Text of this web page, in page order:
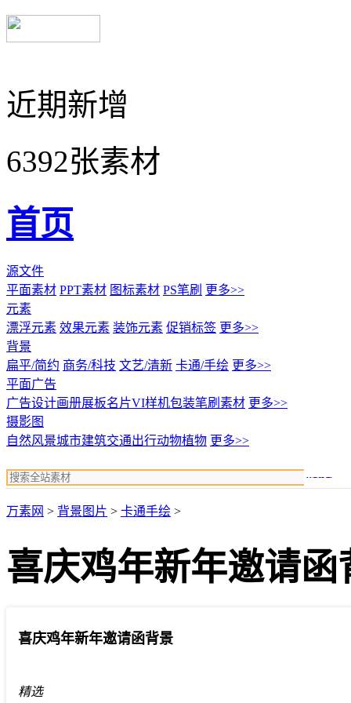
近期新增
6392张素材
首页
源文件
平面素材 PPT素材 图标素材 PS笔刷 更多>>
元素
漂浮元素 效果元素 装饰元素 促销标签 更多>>
背景
扁平/简约 商务/科技 文艺/清新 卡通/手绘 更多>>
平面广告
广告设计画册展板名片VI样机包装笔刷素材 更多>>
摄影图
自然风景城市建筑交通出行动物植物 更多>>
万素网 > 背景图片 > 卡通手绘 >
喜庆鸡年新年邀请函
喜庆鸡年新年邀请函背景
精选